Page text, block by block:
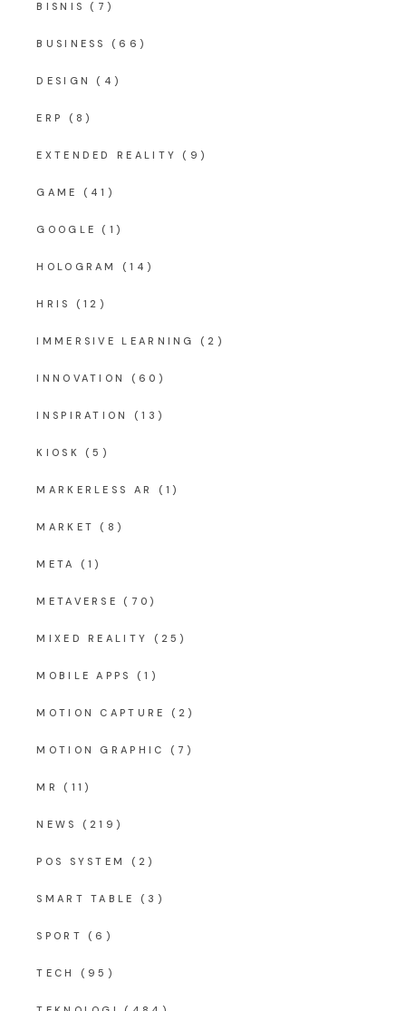
BISNIS (7)
BUSINESS (66)
DESIGN (4)
ERP (8)
EXTENDED REALITY (9)
GAME (41)
GOOGLE (1)
HOLOGRAM (14)
HRIS (12)
IMMERSIVE LEARNING (2)
INNOVATION (60)
INSPIRATION (13)
KIOSK (5)
MARKERLESS AR (1)
MARKET (8)
META (1)
METAVERSE (70)
MIXED REALITY (25)
MOBILE APPS (1)
MOTION CAPTURE (2)
MOTION GRAPHIC (7)
MR (11)
NEWS (219)
POS SYSTEM (2)
SMART TABLE (3)
SPORT (6)
TECH (95)